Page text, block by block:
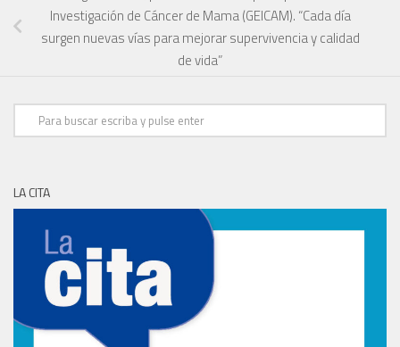
Investigación de Cáncer de Mama (GEICAM). “Cada día
surgen nuevas vías para mejorar supervivencia y calidad
de vida”
LA CITA